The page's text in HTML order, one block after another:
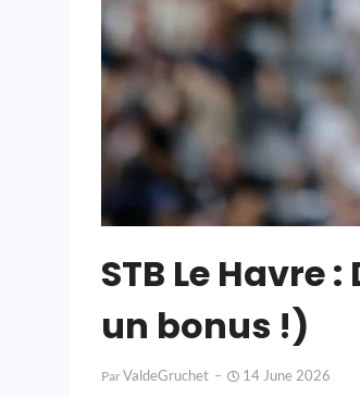
STB Le Havre
un bonus !)
ParValdeGruchet 14 June 2026